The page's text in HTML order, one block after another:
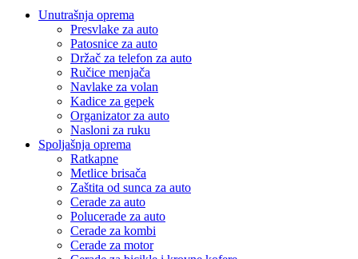
Unutrašnja oprema
Presvlake za auto
Patosnice za auto
Držač za telefon za auto
Ručice menjača
Navlake za volan
Kadice za gepek
Organizator za auto
Nasloni za ruku
Spoljašnja oprema
Ratkapne
Metlice brisača
Zaštita od sunca za auto
Cerade za auto
Polucerade za auto
Cerade za kombi
Cerade za motor